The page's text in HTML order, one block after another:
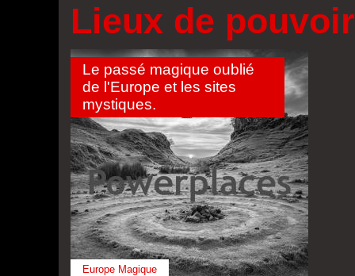
Lieux de pouvoir
Europe Magique
Le passé magique oublié
de l'Europe et les sites
mystiques.